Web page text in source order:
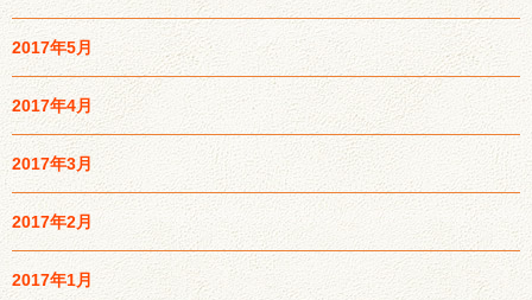
2017年5月
2017年4月
2017年3月
2017年2月
2017年1月